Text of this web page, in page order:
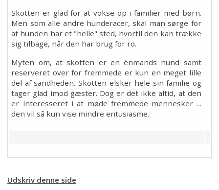
Skotten er glad for at vokse op i familier med børn.
Men som alle andre hunderacer, skal man sørge for
at hunden har et "helle" sted, hvortil den kan trække
sig tilbage, når den har brug for ro.
Myten om, at skotten er en ènmands hund samt
reserveret over for fremmede er kun en meget lille
del af sandheden. Skotten elsker hele sin familie og
tager glad imod gæster. Dog er det ikke altid, at den
er interesseret i at møde fremmede mennesker ...
den vil så kun vise mindre entusiasme.
Udskriv denne side